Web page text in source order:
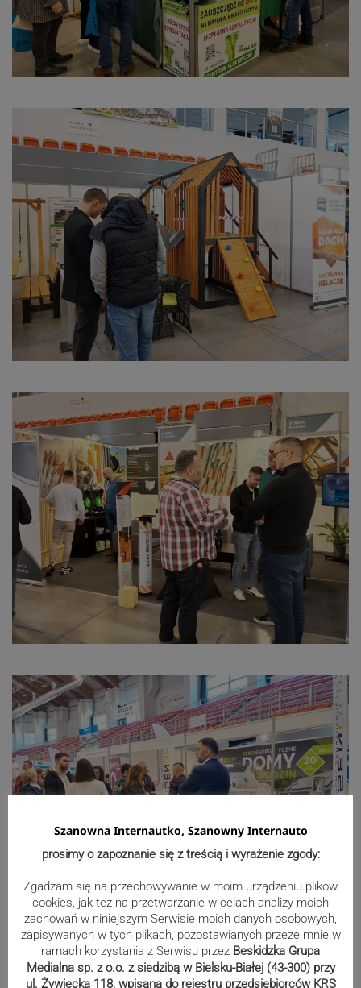
Szanowna Internautko, Szanowny Internauto
prosimy o zapoznanie się z treścią i wyrażenie zgody:
Zgadzam się na przechowywanie w moim urządzeniu plików
cookies, jak też na przetwarzanie w celach analizy moich
zachowań w niniejszym Serwisie moich danych osobowych,
zapisywanych w tych plikach, pozostawianych przeze mnie w
ramach korzystania z Serwisu przez Beskidzka Grupa
Medialna sp. z o.o. z siedzibą w Bielsku-Białej (43-300) przy
ul. Żywiecka 118, wpisana do rejestru przedsiębiorców KRS